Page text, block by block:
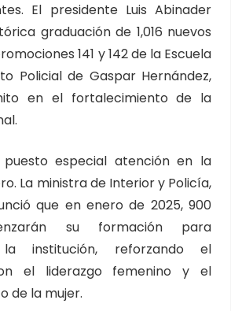
El presidente Luis Abinader
graduación de 1,016 nuevos
141 y 142 de la Escuela
Policial de Gaspar Hernández,
en el fortalecimiento de la
especial atención en la
La ministra de Interior y Policía,
que en enero de 2025, 900
su formación para
institución, reforzando el
el liderazgo femenino y el
de la mujer.